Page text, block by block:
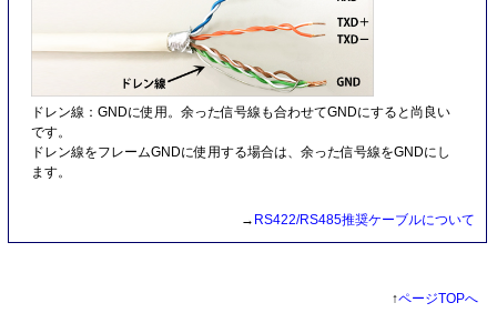
ドレン線：GNDに使用。余った信号線も合わせてGNDにすると尚良い
です。
ドレン線をフレームGNDに使用する場合は、余った信号線をGNDにし
ます。
→ RS422/RS485推奨ケーブルについて
↑ページTOPへ